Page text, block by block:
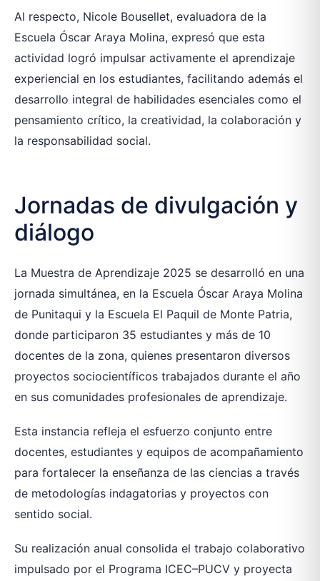
Al respecto, Nicole Bousellet, evaluadora de la
Escuela Óscar Araya Molina, expresó que esta
actividad logró impulsar activamente el aprendizaje
experiencial en los estudiantes, facilitando además el
desarrollo integral de habilidades esenciales como el
pensamiento crítico, la creatividad, la colaboración y
la responsabilidad social.
Jornadas de divulgación y
diálogo
La Muestra de Aprendizaje 2025 se desarrolló en una
jornada simultánea, en la Escuela Óscar Araya Molina
de Punitaqui y la Escuela El Paquil de Monte Patria,
donde participaron 35 estudiantes y más de 10
docentes de la zona, quienes presentaron diversos
proyectos sociocientíficos trabajados durante el año
en sus comunidades profesionales de aprendizaje.
Esta instancia refleja el esfuerzo conjunto entre
docentes, estudiantes y equipos de acompañamiento
para fortalecer la enseñanza de las ciencias a través
de metodologías indagatorias y proyectos con
sentido social.
Su realización anual consolida el trabajo colaborativo
impulsado por el Programa ICEC–PUCV y proyecta